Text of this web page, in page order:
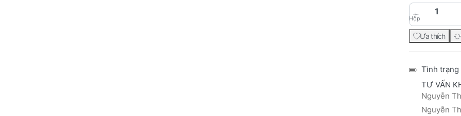
Hộp
Ưa thích
Tình trạng
TƯ VẤN
Nguyễn
Nguyễn